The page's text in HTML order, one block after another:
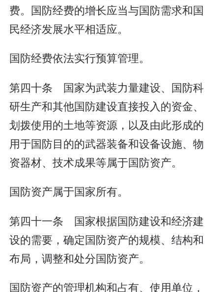
费。国防经费的增长应当与国防需求和国
民经济发展水平相适应。
国防经费依法实行预算管理。
第四十条 国家为武装力量建设、国防科
研生产和其他国防建设直接投入的资金、
划拨使用的土地等资源，以及由此形成的
用于国防目的的武器装备和设备设施、物
资器材、技术成果等属于国防资产。
国防资产属于国家所有。
第四十一条 国家根据国防建设和经济建
设的需要，确定国防资产的规模、结构和
布局，调整和处分国防资产。
国防资产的管理机构和占有、使用单位，